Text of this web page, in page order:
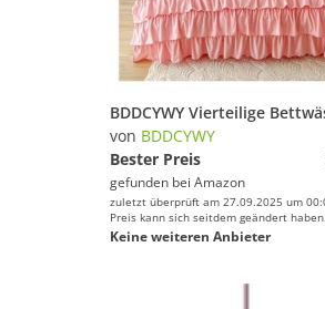
von BDDCYWY
Bester Preis
gefunden bei Amazon
zuletzt überprüft am 27.09.2025 um
Preis kann sich seitdem geändert haben.
Keine weiteren Anbieter